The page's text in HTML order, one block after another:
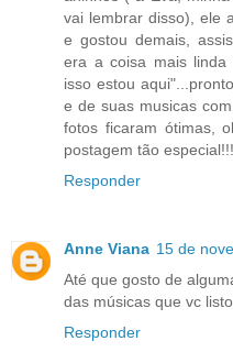
vai lembrar disso), ele
e gostou demais,
era a coisa mais
isso estou
e de suas musicas
fotos ficaram ótimas,
postagem tão especial!!!
Responder
Anne Viana 15 de
Até que gosto de
das músicas que vc
Responder